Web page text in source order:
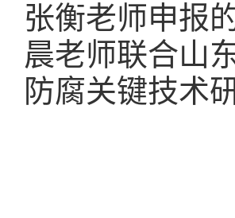
张衡老师申报
晨老师联合山
防腐关键技术